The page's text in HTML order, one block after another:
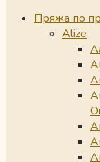
Пряжа по
Alize